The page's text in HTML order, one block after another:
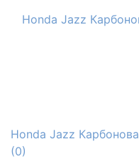
Honda Jazz
(0)